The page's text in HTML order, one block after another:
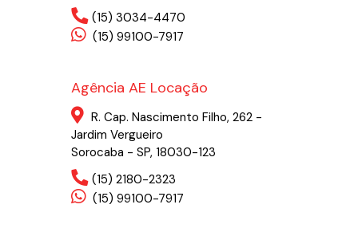
(15) 3034-4470
(15) 99100-7917
Agência AE Locação
R. Cap. Nascimento Filho, 262 -
Jardim Vergueiro
Sorocaba - SP, 18030-123
(15) 2180-2323
(15) 99100-7917